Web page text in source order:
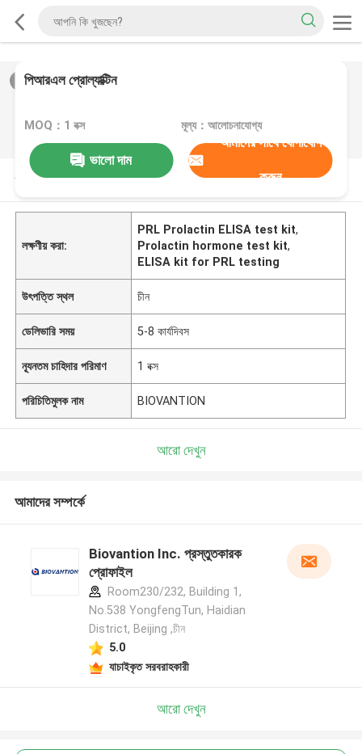
/0
পিআরএল প্রোল্যাক্টিন
MOQ：1 বক্স মূল্য：আলোচনাযোগ্য
ভালো দাম
আমাদের সাথে যোগাযোগ
করুন
পণ্যের বর্ণনা
লক্ষণীয় করা:
PRL Prolactin ELISA test kit,
Prolactin hormone test kit,
ELISA kit for PRL testing
উৎপত্তি স্থল চীন
ডেলিভারি সময় 5-8 কার্যদিবস
ন্যূনতম চাহিদার পরিমাণ 1 বক্স
পরিচিতিমুলক নাম BIOVANTION
আরো দেখুন
আমাদের সম্পর্কে
Biovantion Inc. প্রস্তুতকারক
প্রোফাইল
Room230/232, Building 1,
No.538 YongfengTun, Haidian
District, Beijing ,চীন
5.0
যাচাইকৃত সরবরাহকারী
আরো দেখুন